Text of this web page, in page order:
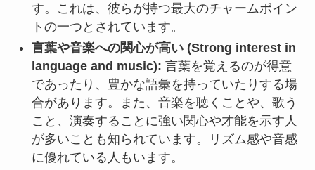
す。これは、彼らが持つ最大のチャームポイン
トの一つとされています。
言葉や音楽への関心が高い (Strong interest in
language and music): 言葉を覚えるのが得意
であったり、豊かな語彙を持っていたりする場
合があります。また、音楽を聴くことや、歌う
こと、演奏することに強い関心や才能を示す人
が多いことも知られています。リズム感や音感
に優れている人もいます。